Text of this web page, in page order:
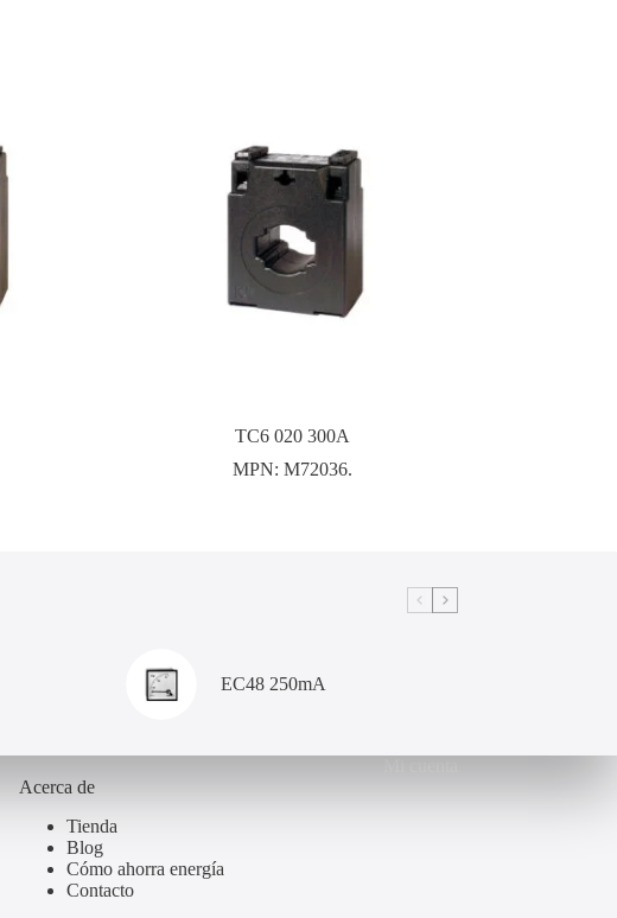
TC6 020 300A
MPN:M72036.
EC48 250mA
Acerca de
Tienda
Blog
Cómo ahorra energía
Contacto